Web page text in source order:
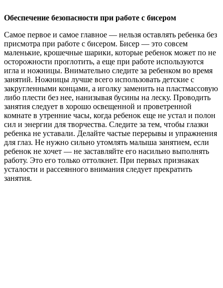
Обеспечение безопасности при работе с бисером
Самое первое и самое главное — нельзя оставлять ребенка без
присмотра при работе с бисером. Бисер — это совсем
маленькие, крошечные шарики, которые ребенок может по не
осторожности проглотить, а еще при работе используются
игла и ножницы. Внимательно следите за ребенком во время
занятий. Ножницы лучше всего использовать детские с
закругленными концами, а иголку заменить на пластмассовую
либо плести без нее, нанизывая бусины на леску. Проводить
занятия следует в хорошо освещенной и проветренной
комнате в утренние часы, когда ребенок еще не устал и полон
сил и энергии для творчества. Следите за тем, чтобы глазки
ребенка не уставали. Делайте частые перерывы и упражнения
для глаз. Не нужно сильно утомлять малыша занятием, если
ребенок не хочет — не заставляйте его насильно выполнять
работу. Это его только оттолкнет. При первых признаках
усталости и рассеянного внимания следует прекратить
занятия.